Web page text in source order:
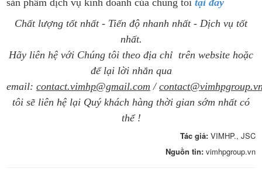
Chất lượng tốt nhất - Tiến độ nhanh nhất - Dịch vụ tốt
nhất.
Hãy liên hệ với Chúng tôi theo địa chỉ trên website hoặc
để lại lời nhắn qua
email: contact.vimhp@gmail.com /
tôi sẽ liên hệ lại Quý khách hàng thời gian sớm nhất có
thể !
Tác giả: VIMHP., JSC
Nguồn tin: vimhpgroup.vn